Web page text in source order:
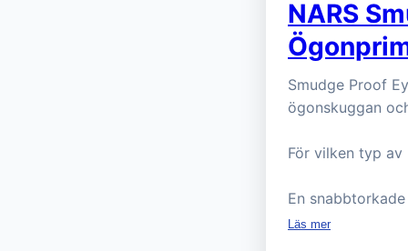
NARS
Smudge Proof
ögonskuggan
För vilken typ av
En
Läs mer